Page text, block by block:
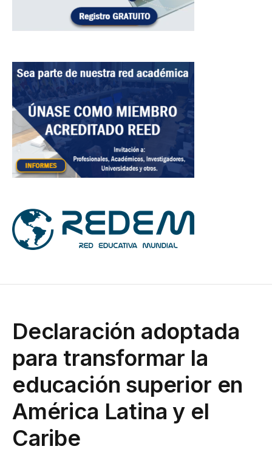
Declaración adoptada
para transformar la
educación superior en
América Latina y el
Caribe